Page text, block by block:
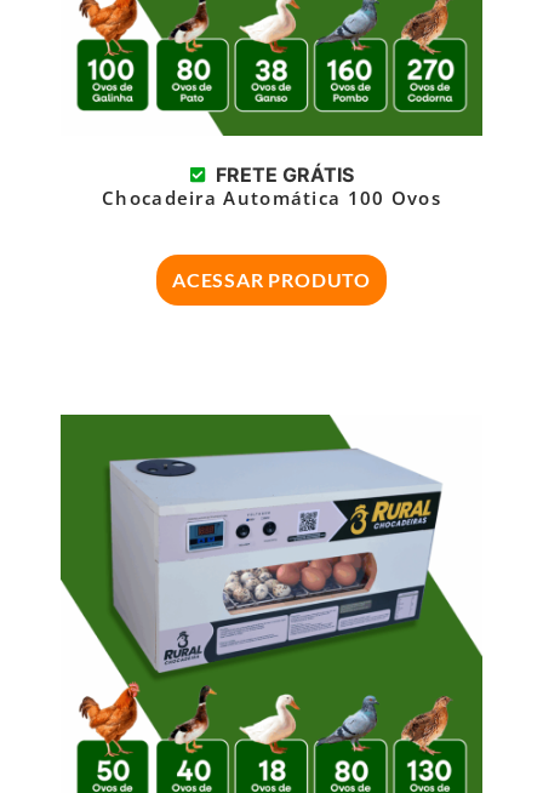
FRETE GRÁTIS
Chocadeira Automática 100 Ovos
ACESSAR PRODUTO